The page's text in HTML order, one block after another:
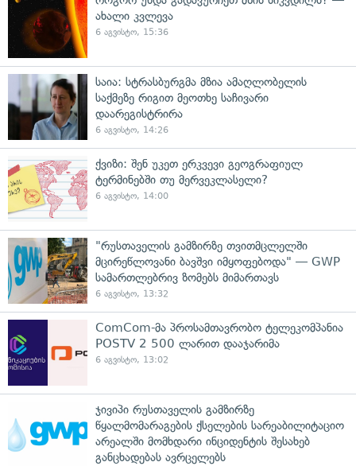
ახალი კვლევა
6 აგვისტო, 15:36
საია: სტრასბურგმა მზია ამაღლობელის
საქმეზე რიგით მეოთხე საჩივარი
დაარეგისტრირა
6 აგვისტო, 14:26
ქვიზი: შენ უკეთ ერკვევი გეოგრაფიულ
ტერმინებში თუ მერვეკლასელი?
6 აგვისტო, 14:00
"რუსთაველის გამზირზე თვითმცლელში
მცირეწლოვანი ბავშვი იმყოფებოდა" — GWP
სამართლებრივ ზომებს მიმართავს
6 აგვისტო, 13:32
ComCom-მა პროსამთავრობო ტელეკომპანია
POSTV 2 500 ლარით დააჯარიმა
6 აგვისტო, 13:02
ჯივიპი რუსთაველის გამზირზე
წყალმომარაგების ქსელების სარეაბილიტაციო
არეალში მომხდარი ინციდენტის შესახებ
განცხადებას ავრცელებს